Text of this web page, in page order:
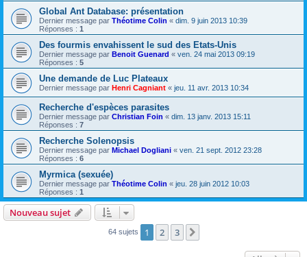
Global Ant Database: présentation
Dernier message par Théotime Colin « dim. 9 juin 2013 10:39
Réponses : 1
Des fourmis envahissent le sud des Etats-Unis
Dernier message par Benoit Guenard « ven. 24 mai 2013 09:19
Réponses : 5
Une demande de Luc Plateaux
Dernier message par Henri Cagniant « jeu. 11 avr. 2013 10:34
Recherche d'espèces parasites
Dernier message par Christian Foin « dim. 13 janv. 2013 15:11
Réponses : 7
Recherche Solenopsis
Dernier message par Michael Dogliani « ven. 21 sept. 2012 23:28
Réponses : 6
Myrmica (sexuée)
Dernier message par Théotime Colin « jeu. 28 juin 2012 10:03
Réponses : 1
Nouveau sujet
64 sujets 1 2 3